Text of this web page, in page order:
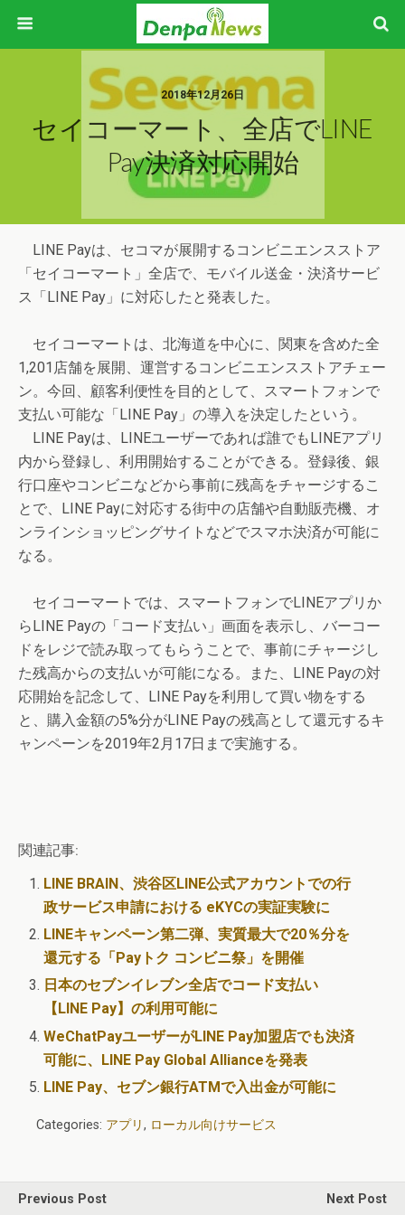
2018年12月26日
セイコーマート、全店でLINE
Pay決済対応開始
LINE Payは、セコマが展開するコンビニエンスストア
「セイコーマート」全店で、モバイル送金・決済サービ
ス「LINE Pay」に対応したと発表した。
セイコーマートは、北海道を中心に、関東を含めた全
1,201店舗を展開、運営するコンビニエンスストアチェー
ン。今回、顧客利便性を目的として、スマートフォンで
支払い可能な「LINE Pay」の導入を決定したという。
LINE Payは、LINEユーザーであれば誰でもLINEアプリ
内から登録し、利用開始することができる。登録後、銀
行口座やコンビニなどから事前に残高をチャージするこ
とで、LINE Payに対応する街中の店舗や自動販売機、オ
ンラインショッピングサイトなどでスマホ決済が可能に
なる。
セイコーマートでは、スマートフォンでLINEアプリか
らLINE Payの「コード支払い」画面を表示し、バーコー
ドをレジで読み取ってもらうことで、事前にチャージし
た残高からの支払いが可能になる。また、LINE Payの対
応開始を記念して、LINE Payを利用して買い物をする
と、購入金額の5%分がLINE Payの残高として還元するキ
ャンペーンを2019年2月17日まで実施する。
関連記事:
LINE BRAIN、渋谷区LINE公式アカウントでの行
政サービス申請における eKYCの実証実験に
LINEキャンペーン第二弾、実質最大で20％分を
還元する「Payトク コンビニ祭」を開催
日本のセブンイレブン全店でコード支払い
【LINE Pay】の利用可能に
WeChatPayユーザーがLINE Pay加盟店でも決済
可能に、LINE Pay Global Allianceを発表
LINE Pay、セブン銀行ATMで入出金が可能に
Categories: アプリ, ローカル向けサービス
Previous Post
Next Post